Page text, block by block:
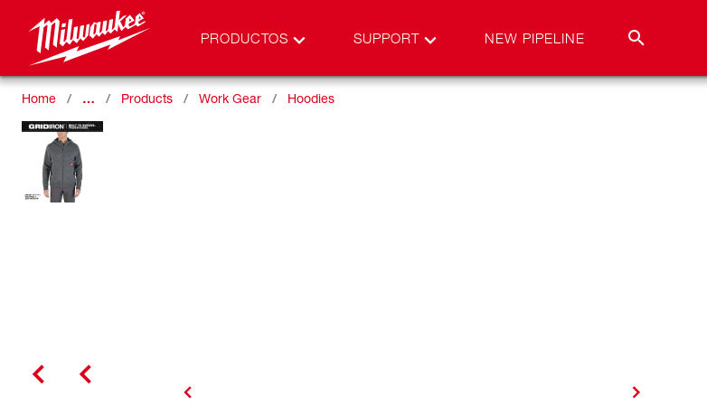
PRODUCTOS SUPPORT NEW PIPELINE
Home … Products Work Gear Hoodies